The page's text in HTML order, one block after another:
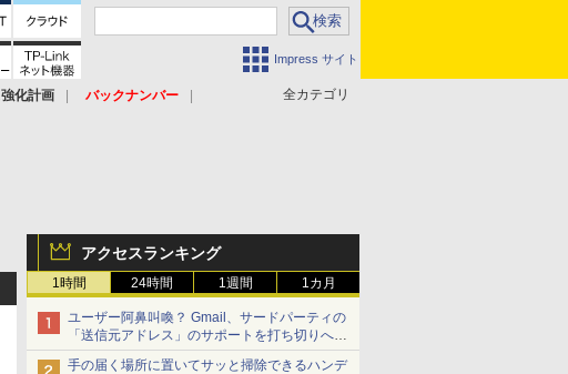
Impress サイト
全カテゴリ
化計画
バックナンバー
アクセスランキング
1時間 24時間 1週間 1カ月
ユーザー阿鼻叫喚？ Gmail、サードパーティの
「送信元アドレス」のサポートを打ち切りへ
【やじうまWatch】
手の届く場所に置いてサッと掃除できるハンデ